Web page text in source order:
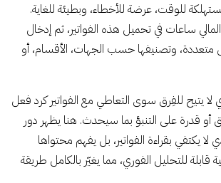
للوقت، عرضة للأخطاء، وبطيئة للغاية.
ساعات في تحميل هذه الفواتير، ثم إدخال
متعددة، وتصنيفها حسب الجهات، الأقسام، أو
لا يتيح للفِرق سوى التعاطي مع الفواتير كرد فعل
قدرة على التنبؤ بما سيحدث. هنا يظهر دور
لا يكتفي بقراءة الفواتير، بل يفهم محتواها
قابلة للتحليل الفوري، مما يغيّر بالكامل طريقة